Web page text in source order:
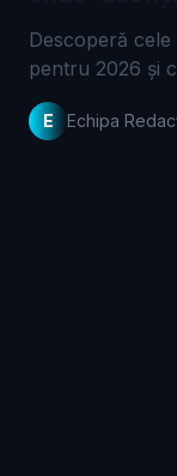
Descoperă
pentru 2026 și
cariera în
E Echipa